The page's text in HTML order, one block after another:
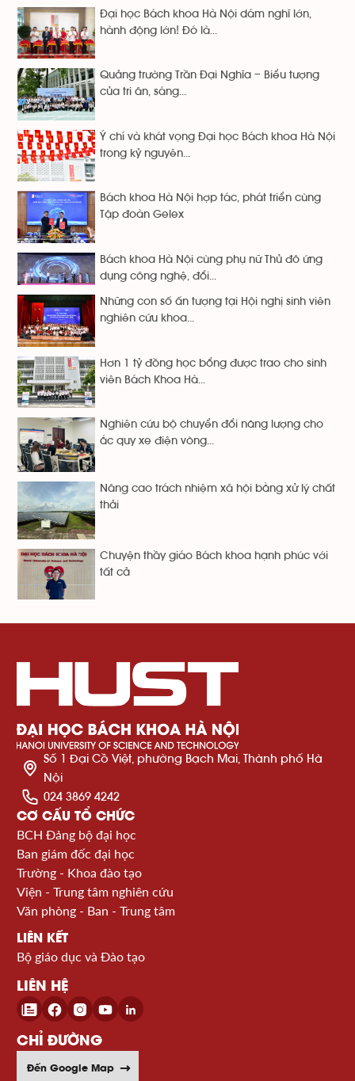
Đại học Bách khoa Hà Nội dám nghĩ lớn,
hành động lớn! Đó là...
Quảng trường Trần Đại Nghĩa – Biểu tượng
của tri ân, sáng...
Ý chí và khát vọng Đại học Bách khoa Hà Nội
trong kỷ nguyên...
Bách khoa Hà Nội hợp tác, phát triển cùng
Tập đoàn Gelex
Bách khoa Hà Nội cùng phụ nữ Thủ đô ứng
dụng công nghệ, đổi...
Những con số ấn tượng tại Hội nghị sinh viên
nghiên cứu khoa...
Hơn 1 tỷ đồng học bổng được trao cho sinh
viên Bách Khoa Hà...
Nghiên cứu bộ chuyển đổi năng lượng cho
ắc quy xe điện vòng...
Nâng cao trách nhiệm xã hội bằng xử lý chất
thải
Chuyện thầy giáo Bách khoa hạnh phúc với
tất cả
Số 1 Đại Cồ Việt, phường Bạch Mai, Thành phố Hà
Nội
024 3869 4242
CƠ CẤU TỔ CHỨC
BCH Đảng bộ đại học
Ban giám đốc đại học
Trường - Khoa đào tạo
Viện - Trung tâm nghiên cứu
Văn phòng - Ban - Trung tâm
LIÊN KẾT
Bộ giáo dục và Đào tạo
LIÊN HỆ
CHỈ ĐƯỜNG
Đến Google Map